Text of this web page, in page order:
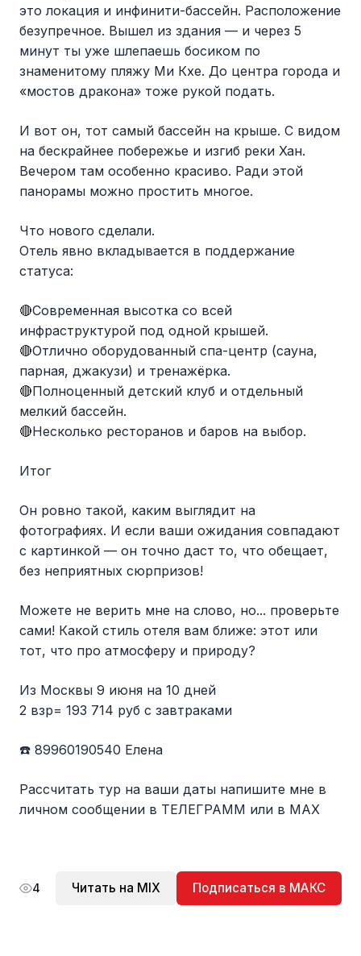
это локация и инфинити-бассейн. Расположение
безупречное. Вышел из здания — и через 5
минут ты уже шлепаешь босиком по
знаменитому пляжу Ми Кхе. До центра города и
«мостов дракона» тоже рукой подать.
И вот он, тот самый бассейн на крыше. С видом
на бескрайнее побережье и изгиб реки Хан.
Вечером там особенно красиво. Ради этой
панорамы можно простить многое.
Что нового сделали.
Отель явно вкладывается в поддержание
статуса:
🔴Современная высотка со всей
инфраструктурой под одной крышей.
🔴Отлично оборудованный спа-центр (сауна,
парная, джакузи) и тренажёрка.
🔴Полноценный детский клуб и отдельный
мелкий бассейн.
🔴Несколько ресторанов и баров на выбор.
Итог
Он ровно такой, каким выглядит на
фотографиях. И если ваши ожидания совпадают
с картинкой — он точно даст то, что обещает,
без неприятных сюрпризов!
Можете не верить мне на слово, но... проверьте
сами! Какой стиль отеля вам ближе: этот или
тот, что про атмосферу и природу?
Из Москвы 9 июня на 10 дней
2 взр= 193 714 руб с завтраками
☎️ 89960190540 Елена
Рассчитать тур на ваши даты напишите мне в
личном сообщении в ТЕЛЕГРАММ или в МАХ
4 Читать на MIX Подписаться в МАКС